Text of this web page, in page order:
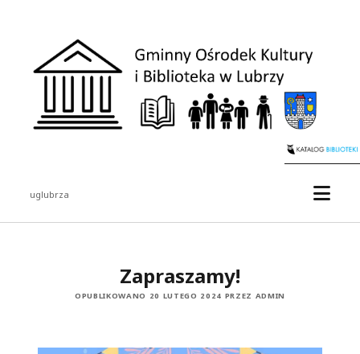
uglubrza
Zapraszamy!
OPUBLIKOWANO 20 LUTEGO 2024 PRZEZ ADMIN